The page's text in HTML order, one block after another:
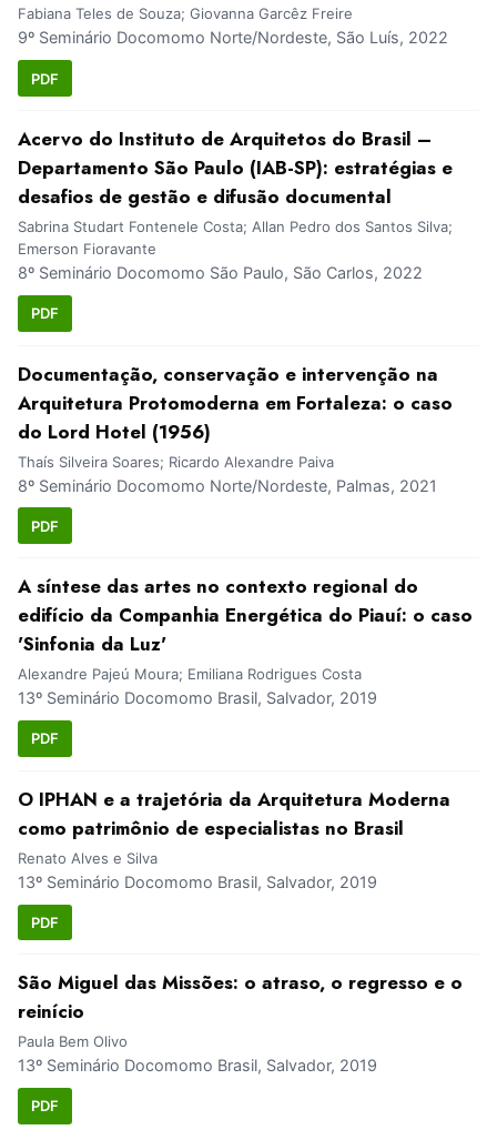
Fabiana Teles de Souza; Giovanna Garcêz Freire
9º Seminário Docomomo Norte/Nordeste, São Luís, 2022
PDF
Acervo do Instituto de Arquitetos do Brasil –
Departamento São Paulo (IAB-SP): estratégias e
desafios de gestão e difusão documental
Sabrina Studart Fontenele Costa; Allan Pedro dos Santos Silva;
Emerson Fioravante
8º Seminário Docomomo São Paulo, São Carlos, 2022
PDF
Documentação, conservação e intervenção na
Arquitetura Protomoderna em Fortaleza: o caso
do Lord Hotel (1956)
Thaís Silveira Soares; Ricardo Alexandre Paiva
8º Seminário Docomomo Norte/Nordeste, Palmas, 2021
PDF
A síntese das artes no contexto regional do
edifício da Companhia Energética do Piauí: o caso
'Sinfonia da Luz'
Alexandre Pajeú Moura; Emiliana Rodrigues Costa
13º Seminário Docomomo Brasil, Salvador, 2019
PDF
O IPHAN e a trajetória da Arquitetura Moderna
como patrimônio de especialistas no Brasil
Renato Alves e Silva
13º Seminário Docomomo Brasil, Salvador, 2019
PDF
São Miguel das Missões: o atraso, o regresso e o
reinício
Paula Bem Olivo
13º Seminário Docomomo Brasil, Salvador, 2019
PDF